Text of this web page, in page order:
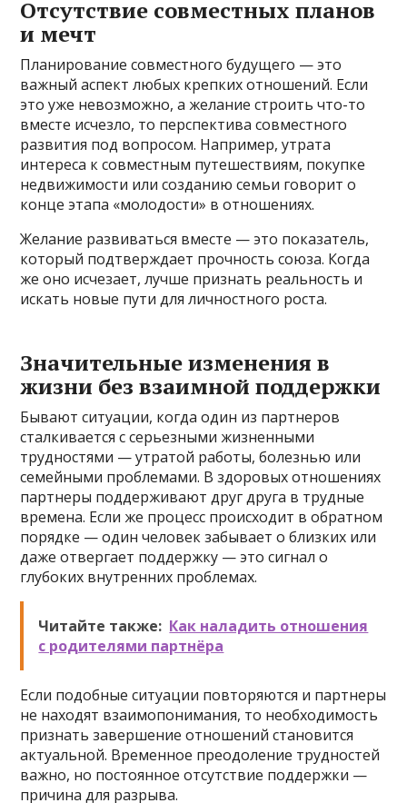
Отсутствие совместных планов
и мечт
Планирование совместного будущего — это
важный аспект любых крепких отношений. Если
это уже невозможно, а желание строить что-то
вместе исчезло, то перспектива совместного
развития под вопросом. Например, утрата
интереса к совместным путешествиям, покупке
недвижимости или созданию семьи говорит о
конце этапа «молодости» в отношениях.
Желание развиваться вместе — это показатель,
который подтверждает прочность союза. Когда
же оно исчезает, лучше признать реальность и
искать новые пути для личностного роста.
Значительные изменения в
жизни без взаимной поддержки
Бывают ситуации, когда один из партнеров
сталкивается с серьезными жизненными
трудностями — утратой работы, болезнью или
семейными проблемами. В здоровых отношениях
партнеры поддерживают друг друга в трудные
времена. Если же процесс происходит в обратном
порядке — один человек забывает о близких или
даже отвергает поддержку — это сигнал о
глубоких внутренних проблемах.
Читайте также: Как наладить отношения
с родителями партнёра
Если подобные ситуации повторяются и партнеры
не находят взаимопонимания, то необходимость
признать завершение отношений становится
актуальной. Временное преодоление трудностей
важно, но постоянное отсутствие поддержки —
причина для разрыва.